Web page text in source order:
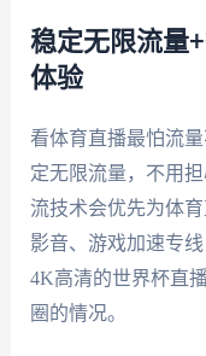
稳定无限流量
体验
看体育直播最怕流量
定无限流量，不用
流技术会优先为体
影音、游戏加速专
4K高清的世界杯直
圈的情况。